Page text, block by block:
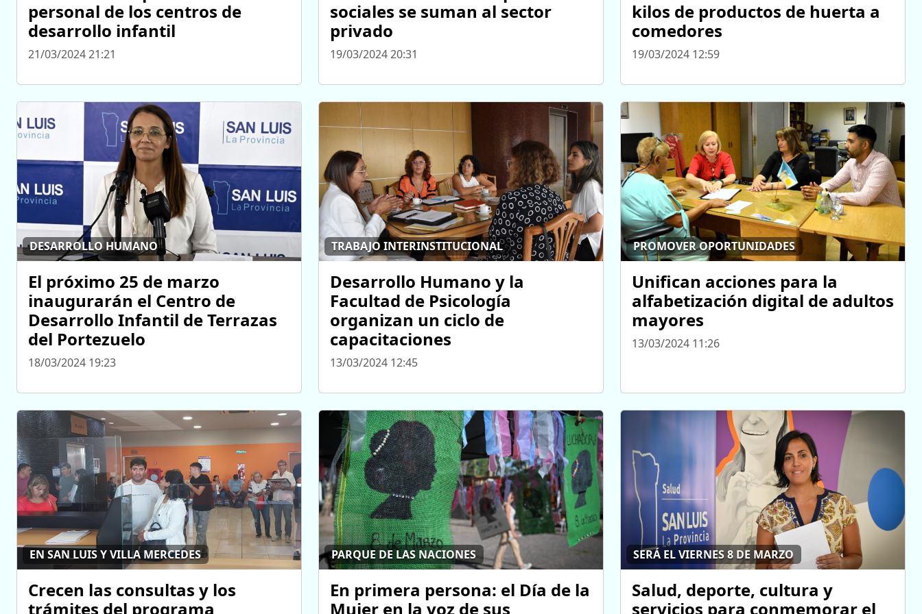
personal de los centros de
desarrollo infantil
21/03/2024 21:21
sociales se suman al sector
privado
19/03/2024 20:31
kilos de productos de huerta a
comedores
19/03/2024 12:59
DESARROLLO HUMANO
El próximo 25 de marzo
inaugurarán el Centro de
Desarrollo Infantil de Terrazas
del Portezuelo
18/03/2024 19:23
TRABAJO INTERINSTITUCIONAL
Desarrollo Humano y la
Facultad de Psicología
organizan un ciclo de
capacitaciones
13/03/2024 12:45
PROMOVER OPORTUNIDADES
Unifican acciones para la
alfabetización digital de adultos
mayores
13/03/2024 11:26
EN SAN LUIS Y VILLA MERCEDES
Crecen las consultas y los
trámites del programa
PARQUE DE LAS NACIONES
En primera persona: el Día de la
Mujer en la voz de sus
SERÁ EL VIERNES 8 DE MARZO
Salud, deporte, cultura y
servicios para conmemorar el